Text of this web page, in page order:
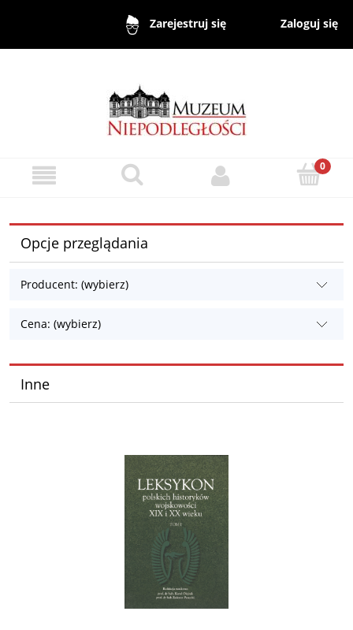
Zarejestruj się Zaloguj się
Opcje przeglądania
Producent: (wybierz)
Cena: (wybierz)
Inne